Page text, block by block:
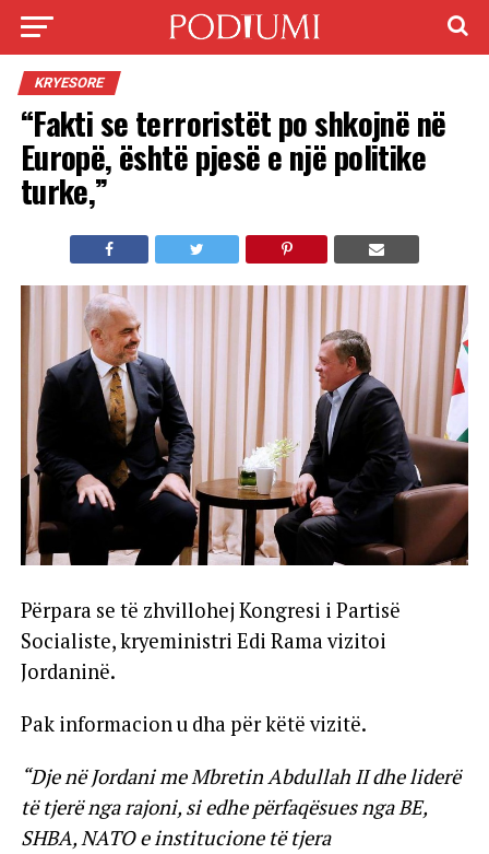
KRYESORE
“Fakti se terroristët po shkojnë në
Europë, është pjesë e një politike
turke,”
Përpara se të zhvillohej Kongresi i Partisë
Socialiste, kryeministri Edi Rama vizitoi
Jordaninë.
Pak informacion u dha për këtë vizitë.
“Dje në Jordani me Mbretin Abdullah II dhe liderë
të tjerë nga rajoni, si edhe përfaqësues nga BE,
SHBA, NATO e institucione të tjera